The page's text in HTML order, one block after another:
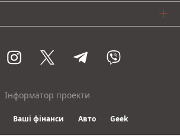
Інформатор проекти
Ваші фінанси Авто Geek